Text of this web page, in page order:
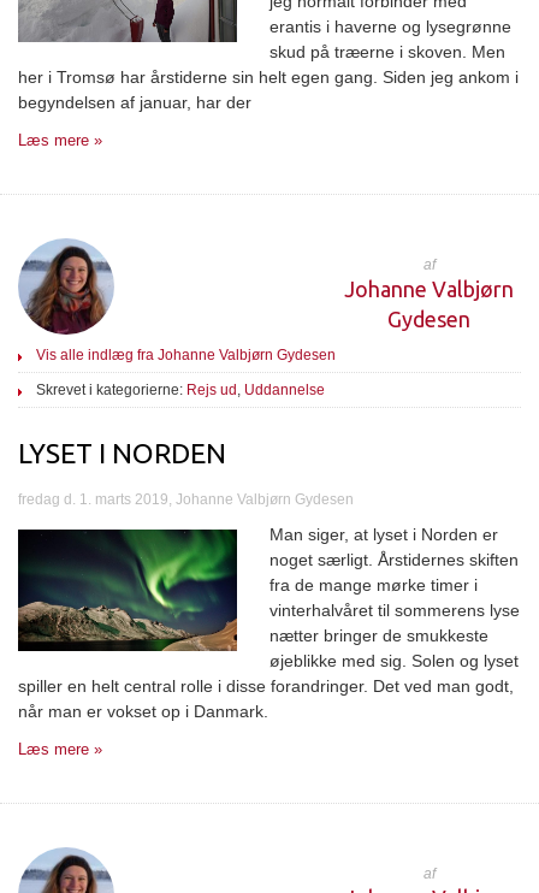
erantis i haverne og lysegrønne
skud på træerne i skoven. Men
her i Tromsø har årstiderne sin helt egen gang. Siden jeg ankom i
begyndelsen af januar, har der
Læs mere »
af
Johanne Valbjørn
Gydesen
Vis alle indlæg fra Johanne Valbjørn Gydesen
Skrevet i kategorierne: Rejs ud , Uddannelse
LYSET I NORDEN
fredag d. 1. marts 2019, Johanne Valbjørn Gydesen
Man siger, at lyset i Norden er
noget særligt. Årstidernes skiften
fra de mange mørke timer i
vinterhalvåret til sommerens lyse
nætter bringer de smukkeste
øjeblikke med sig. Solen og lyset
spiller en helt central rolle i disse forandringer. Det ved man godt,
når man er vokset op i Danmark.
Læs mere »
af